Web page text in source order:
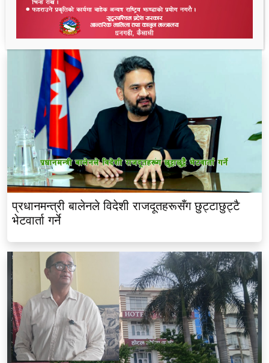
भक्तपुरको सुधार गृहमा युवकको मृत्यु, कुटपिटको
आरोपपछि तनाव
प्रधानमन्त्री बालेनले विदेशी राजदूतहरूसँग छुट्टाछुट्टै
भेटवार्ता गर्ने